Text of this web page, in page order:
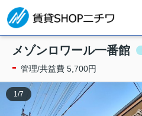
メゾンロワール一番館
- 管理/共益費 5,700円
1 /7